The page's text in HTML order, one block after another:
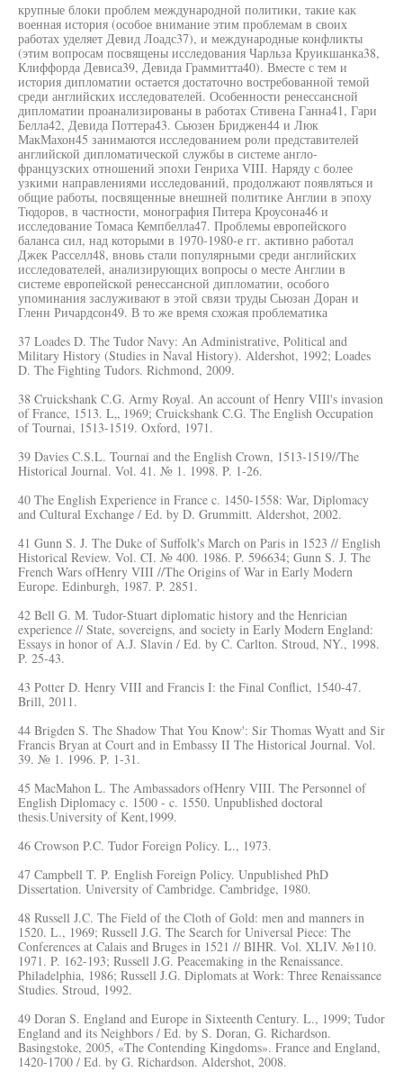
крупные блоки проблем международной политики, такие как
военная история (особое внимание этим проблемам в своих
работах уделяет Девид Лоадс37), и международные конфликты
(этим вопросам посвящены исследования Чарльза Круикшанка38,
Клиффорда Девиса39, Девида Граммитта40). Вместе с тем и
история дипломатии остается достаточно востребованной темой
среди английских исследователей. Особенности ренессансной
дипломатии проанализированы в работах Стивена Ганна41, Гари
Белла42, Девида Поттера43. Сьюзен Бриджен44 и Люк
МакМахон45 занимаются исследованием роли представителей
английской дипломатической службы в системе англо-
французских отношений эпохи Генриха VIII. Наряду с более
узкими направлениями исследований, продолжают появляться и
общие работы, посвященные внешней политике Англии в эпоху
Тюдоров, в частности, монография Питера Кроусона46 и
исследование Томаса Кемпбелла47. Проблемы европейского
баланса сил, над которыми в 1970-1980-е гг. активно работал
Джек Расселл48, вновь стали популярными среди английских
исследователей, анализирующих вопросы о месте Англии в
системе европейской ренессансной дипломатии, особого
упоминания заслуживают в этой связи труды Сьюзан Доран и
Гленн Ричардсон49. В то же время схожая проблематика
37 Loades D. The Tudor Navy: An Administrative, Political and
Military History (Studies in Naval History). Aldershot, 1992; Loades
D. The Fighting Tudors. Richmond, 2009.
38 Cruickshank C.G. Army Royal. An account of Henry VIIl's invasion
of France, 1513. L„ 1969; Cruickshank C.G. The English Occupation
of Tournai, 1513-1519. Oxford, 1971.
39 Davies C.S.L. Tournai and the English Crown, 1513-1519//The
Historical Journal. Vol. 41. № 1. 1998. P. 1-26.
40 The English Experience in France c. 1450-1558: War, Diplomacy
and Cultural Exchange / Ed. by D. Grummitt. Aldershot, 2002.
41 Gunn S. J. The Duke of Suffolk's March on Paris in 1523 // English
Historical Review. Vol. CI. № 400. 1986. P. 596634; Gunn S. J. The
French Wars ofHenry VIII //The Origins of War in Early Modern
Europe. Edinburgh, 1987. P. 2851.
42 Bell G. M. Tudor-Stuart diplomatic history and the Henrician
experience // State, sovereigns, and society in Early Modern England:
Essays in honor of A.J. Slavin / Ed. by C. Carlton. Stroud, NY., 1998.
P. 25-43.
43 Potter D. Henry VIII and Francis I: the Final Conflict, 1540-47.
Brill, 2011.
44 Brigden S. The Shadow That You Know': Sir Thomas Wyatt and Sir
Francis Bryan at Court and in Embassy II The Historical Journal. Vol.
39. № 1. 1996. P. 1-31.
45 MacMahon L. The Ambassadors ofHenry VIII. The Personnel of
English Diplomacy c. 1500 - c. 1550. Unpublished doctoral
thesis.University of Kent,1999.
46 Crowson P.C. Tudor Foreign Policy. L., 1973.
47 Campbell T. P. English Foreign Policy. Unpublished PhD
Dissertation. University of Cambridge. Cambridge, 1980.
48 Russell J.C. The Field of the Cloth of Gold: men and manners in
1520. L., 1969; Russell J.G. The Search for Universal Piece: The
Conferences at Calais and Bruges in 1521 // BIHR. Vol. XLIV. №110.
1971. P. 162-193; Russell J.G. Peacemaking in the Renaissance.
Philadelphia, 1986; Russell J.G. Diplomats at Work: Three Renaissance
Studies. Stroud, 1992.
49 Doran S. England and Europe in Sixteenth Century. L., 1999; Tudor
England and its Neighbors / Ed. by S. Doran, G. Richardson.
Basingstoke, 2005, «The Contending Kingdoms». France and England,
1420-1700 / Ed. by G. Richardson. Aldershot, 2008.